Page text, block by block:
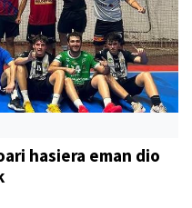
hasiera eman dio